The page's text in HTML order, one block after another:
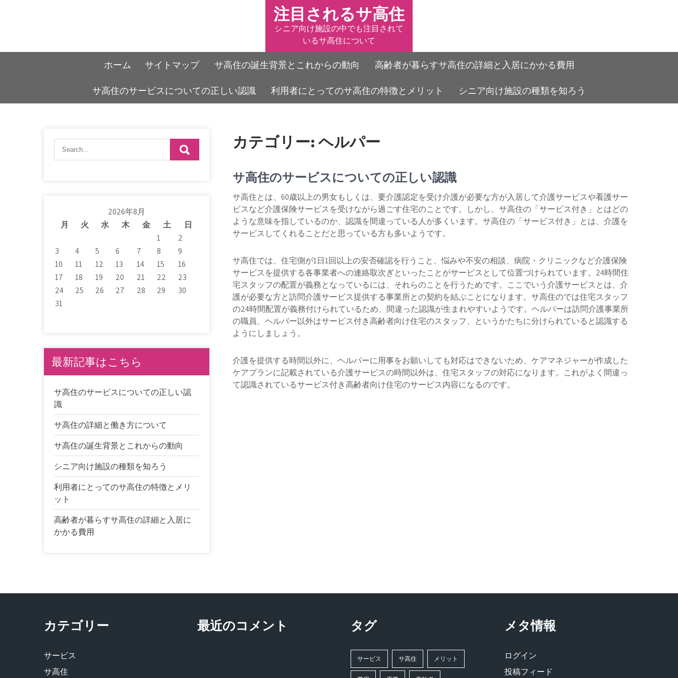
注目されるサ高住
シニア向け施設の中でも注目されて
いるサ高住について
ホーム サイトマップ サ高住の誕生背景とこれからの動向 高齢者が暮らすサ高住の詳細と入居にかかる費用
サ高住のサービスについての正しい認識 利用者にとってのサ高住の特徴とメリット シニア向け施設の種類を知ろう
カテゴリー:ヘルパー
サ高住のサービスについての正しい認識
サ高住とは、60歳以上の男女もしくは、要介護認定を受け介護が必要な方が入居して介護サービスや看護サー
ビスなど介護保険サービスを受けながら過ごす住宅のことです。しかし、サ高住の「サービス付き」とはどの
ような意味を指しているのか、認識を間違っている人が多くいます。サ高住の「サービス付き」とは、介護を
サービスしてくれることだと思っている方も多いようです。
サ高住では、住宅側が1日1回以上の安否確認を行うこと、悩みや不安の相談、病院・クリニックなど介護保険
サービスを提供する各事業者への連絡取次ぎといったことがサービスとして位置づけられています。24時間住
宅スタッフの配置が義務となっているには、それらのことを行うためです。ここでいう介護サービスとは、介
護が必要な方と訪問介護サービス提供する事業所との契約を結ぶことになります。サ高住のでは住宅スタッフ
の24時間配置が義務付けられているため、間違った認識が生まれやすいようです。ヘルパーは訪問介護事業所
の職員、ヘルパー以外はサービス付き高齢者向け住宅のスタッフ、というかたちに分けられていると認識する
ようにしましょう。
介護を提供する時間以外に、ヘルパーに用事をお願いしても対応はできないため、ケアマネジャーが作成した
ケアプランに記載されている介護サービスの時間以外は、住宅スタッフの対応になります。これがよく間違っ
て認識されているサービス付き高齢者向け住宅のサービス内容になるのです。
2026年8月
月
火 水 木 金 土
日
1
2
3
4 5 6 7 8
9
10
11 12 13 14 15
16
17
18 19 20 21 22
23
24
25 26 27 28 29
30
31
最新記事はこちら
サ高住のサービスについての正しい認
識
サ高住の詳細と働き方について
サ高住の誕生背景とこれからの動向
シニア向け施設の種類を知ろう
利用者にとってのサ高住の特徴とメリ
ット
高齢者が暮らすサ高住の詳細と入居に
かかる費用
カテゴリー
サービス
サ高住
最近のコメント タグ
サービス サ高住 メリット
メタ情報
ログイン
投稿フィード